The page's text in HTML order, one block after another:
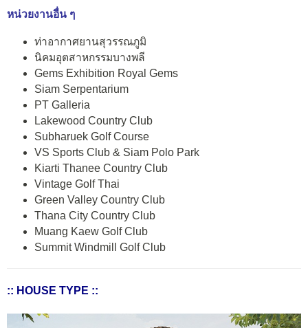
หน่วยงานอื่น ๆ
ท่าอากาศยานสุวรรณภูมิ
นิคมอุตสาหกรรมบางพลี
Gems Exhibition Royal Gems
Siam Serpentarium
PT Galleria
Lakewood Country Club
Subharuek Golf Course
VS Sports Club & Siam Polo Park
Kiarti Thanee Country Club
Vintage Golf Thai
Green Valley Country Club
Thana City Country Club
Muang Kaew Golf Club
Summit Windmill Golf Club
:: HOUSE TYPE ::